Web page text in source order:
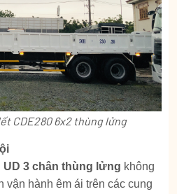
CDE280 6x2 thùng lửng
UD 3 chân thùng lửng không
vận hành êm ái trên các cung